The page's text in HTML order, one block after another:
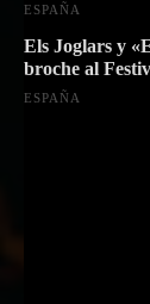
ESPAÑA
Els Joglars y
broche al
ESPAÑA